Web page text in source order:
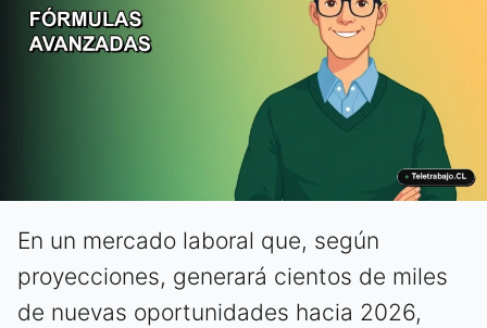
En un mercado laboral que, según
proyecciones, generará cientos de miles
de nuevas oportunidades hacia 2026,